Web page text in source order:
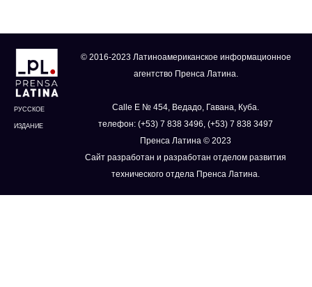
РУССКОЕ
ИЗДАНИЕ
© 2016-2023 Латиноамериканское информационное
агентство Пренса Латина.
Calle E № 454, Ведадо, Гавана, Куба.
телефон: (+53) 7 838 3496, (+53) 7 838 3497
Пренса Латина © 2023
Сайт разработан и разработан отделом развития
технического отдела Пренса Латина.